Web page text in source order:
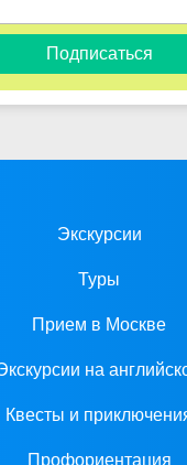
Подписаться
Экскурсии
Туры
Прием в Москве
на
Квесты и
Профориентация